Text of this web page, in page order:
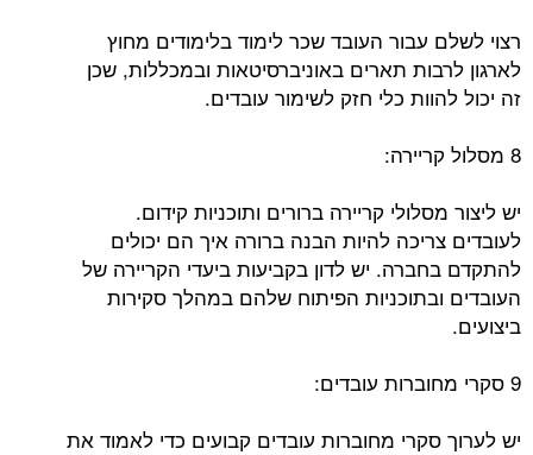
רצוי לשלם עבור העובד שכר לימוד בלימודים מחוץ
לארגון לרבות תארים באוניברסיטאות ובמכללות, שכן
זה יכול להוות כלי חזק לשימור עובדים.
8 מסלול קריירה:
יש ליצור מסלולי קריירה ברורים ותוכניות קידום.
לעובדים צריכה להיות הבנה ברורה איך הם יכולים
להתקדם בחברה. יש לדון בקביעות ביעדי הקריירה של
העובדים ובתוכניות הפיתוח שלהם במהלך סקירות
ביצועים.
9 סקרי מחוברות עובדים:
יש לערוך סקרי מחוברות עובדים קבועים כדי לאמוד את